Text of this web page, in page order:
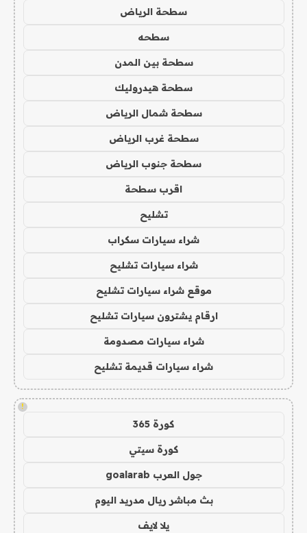
سطحة الرياض
سطحه
سطحة بين المدن
سطحة هيدروليك
سطحة شمال الرياض
سطحة غرب الرياض
سطحة جنوب الرياض
اقرب سطحة
تشليح
شراء سيارات سكراب
شراء سيارات تشليح
موقع شراء سيارات تشليح
ارقام يشترون سيارات تشليح
شراء سيارات مصدومة
شراء سيارات قديمة تشليح
!
كورة 365
كورة سيتي
جول العرب goalarab
بث مباشر ريال مدريد اليوم
يلا لايف